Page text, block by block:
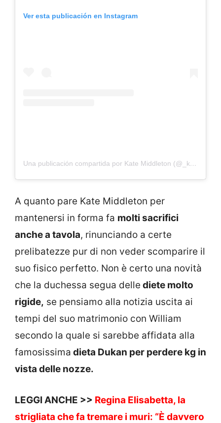
Ver esta publicación en Instagram
Una publicación compartida por Kate Middleton (@_kate_middleton_royal)
A quanto pare Kate Middleton per
mantenersi in forma fa molti sacrifici
anche a tavola, rinunciando a certe
prelibatezze pur di non veder scomparire il
suo fisico perfetto. Non è certo una novità
che la duchessa segua delle diete molto
rigide, se pensiamo alla notizia uscita ai
tempi del suo matrimonio con William
secondo la quale si sarebbe affidata alla
famosissima dieta Dukan per perdere kg in
vista delle nozze.
LEGGI ANCHE >> Regina Elisabetta, la
strigliata che fa tremare i muri: “È davvero